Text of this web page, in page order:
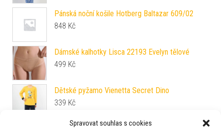
Spravovat souhlas s cookies
Pánská noční košile Hotberg Baltazar 609/02
848 Kč
Dámské kalhotky Lisca 22193 Evelyn tělové
499 Kč
Dětské pyžamo Vienetta Secret Dino
339 Kč
Dámská noční košile TARO Mariella 3543